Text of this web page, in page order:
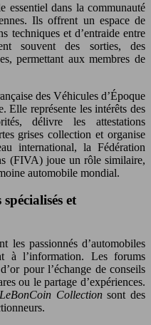
essentiel dans la communauté
Ils offrent un espace de
techniques et d’entraide entre
souvent des sorties, des
permettant aux membres de
des Véhicules d’Époque
Elle représente les intérêts des
délivre les attestations
grises collection et organise
international, la Fédération
(FIVA) joue un rôle similaire,
automobile mondial.
et
les passionnés d’automobiles
à l’information. Les forums
pour l’échange de conseils
ou le partage d’expériences.
LeBonCoin Collectionsont des